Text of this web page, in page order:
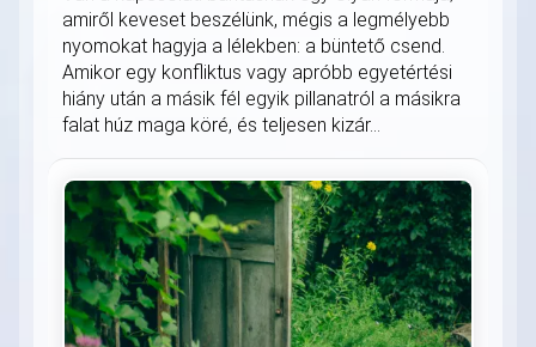
amiről keveset beszélünk, mégis a legmélyebb
nyomokat hagyja a lélekben: a büntető csend.
Amikor egy konfliktus vagy apróbb egyetértési
hiány után a másik fél egyik pillanatról a másikra
falat húz maga köré, és teljesen kizár...